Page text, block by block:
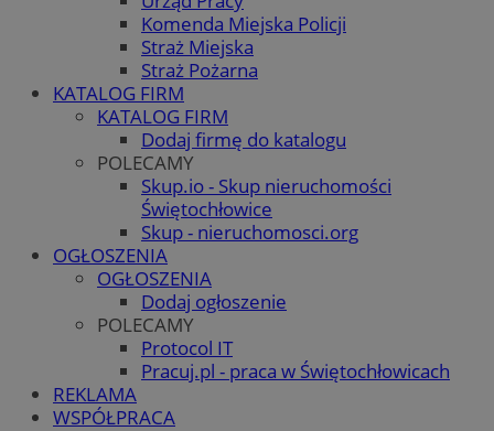
Komenda Miejska Policji
Straż Miejska
Straż Pożarna
KATALOG FIRM
KATALOG FIRM
Dodaj firmę do katalogu
POLECAMY
Skup.io - Skup nieruchomości
Świętochłowice
Skup - nieruchomosci.org
OGŁOSZENIA
OGŁOSZENIA
Dodaj ogłoszenie
POLECAMY
Protocol IT
Pracuj.pl - praca w Świętochłowicach
REKLAMA
WSPÓŁPRACA